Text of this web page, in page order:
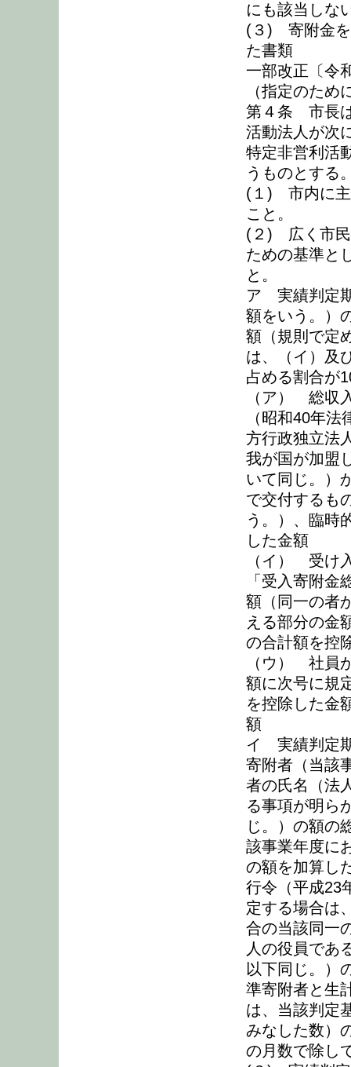
にも該当しな
(３) 寄附金を
た書類
一部改正〔令
（指定のため
第４条 市長
活動法人が次
特定非営利活
うものとする
(１) 市内に主
こと。
(２) 広く市民
ための基準と
と。
ア 実績判定
額をいう。）
額（規則で定
は、（イ）及
占める割合が
（ア） 総収
（昭和40年
方行政独立法
我が国が加盟
いて同じ。）
で交付するも
う。）、臨時
した金額
（イ） 受け
「受入寄附
額（同一の者
える部分の金
の合計額を控
（ウ） 社員
額に次号に規
を控除した金
額
イ 実績判定
寄附者（当該
者の氏名（法
る事項が明ら
じ。）の額の
該事業年度に
の額を加算し
行令（平成23
定する場合は
合の当該同一
人の役員であ
以下同じ。）
準寄附者と生
は、当該判定
みなした数）
の月数で除し